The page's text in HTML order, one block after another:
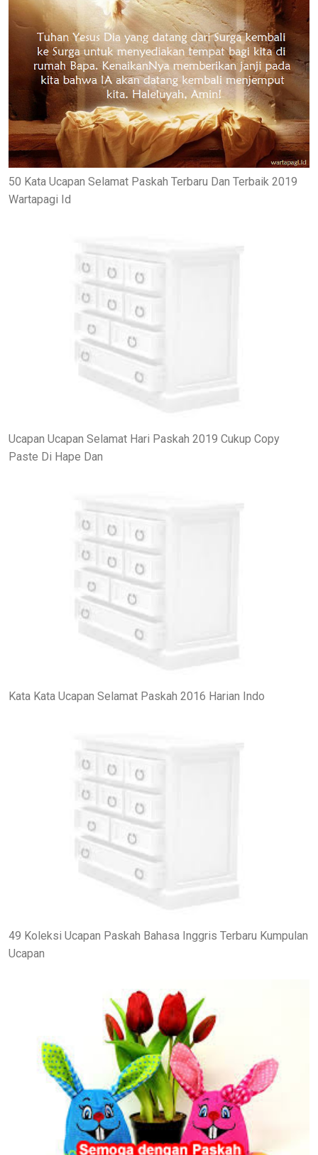
50 Kata Ucapan Selamat Paskah Terbaru Dan Terbaik 2019
Wartapagi Id
Ucapan Ucapan Selamat Hari Paskah 2019 Cukup Copy
Paste Di Hape Dan
Kata Kata Ucapan Selamat Paskah 2016 Harian Indo
49 Koleksi Ucapan Paskah Bahasa Inggris Terbaru Kumpulan
Ucapan